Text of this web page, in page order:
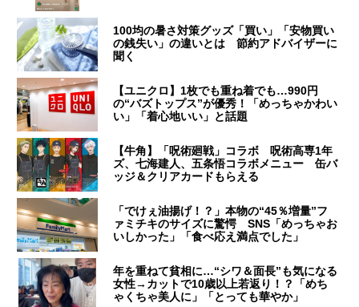
100均の暑さ対策グッズ「買い」「安物買い
の銭失い」の違いとは 節約アドバイザーに
聞く
【ユニクロ】1枚でも重ね着でも…990円
の“バズトップス”が優秀！「めっちゃかわい
い」「着心地いい」と話題
【牛角】「呪術廻戦」コラボ 呪術高専1年
ズ、七海建人、五条悟コラボメニュー 缶バ
ッジ＆クリアカードもらえる
「でけぇ油揚げ！？」本物の“45％増量”フ
ァミチキのサイズに驚愕 SNS「めっちゃお
いしかった」「食べ応え満点でした」
年を重ねて貧相に…“シワ＆面長”も気になる
女性→カットで10歳以上若返り！？「めち
ゃくちゃ美人に」「とっても華やか」